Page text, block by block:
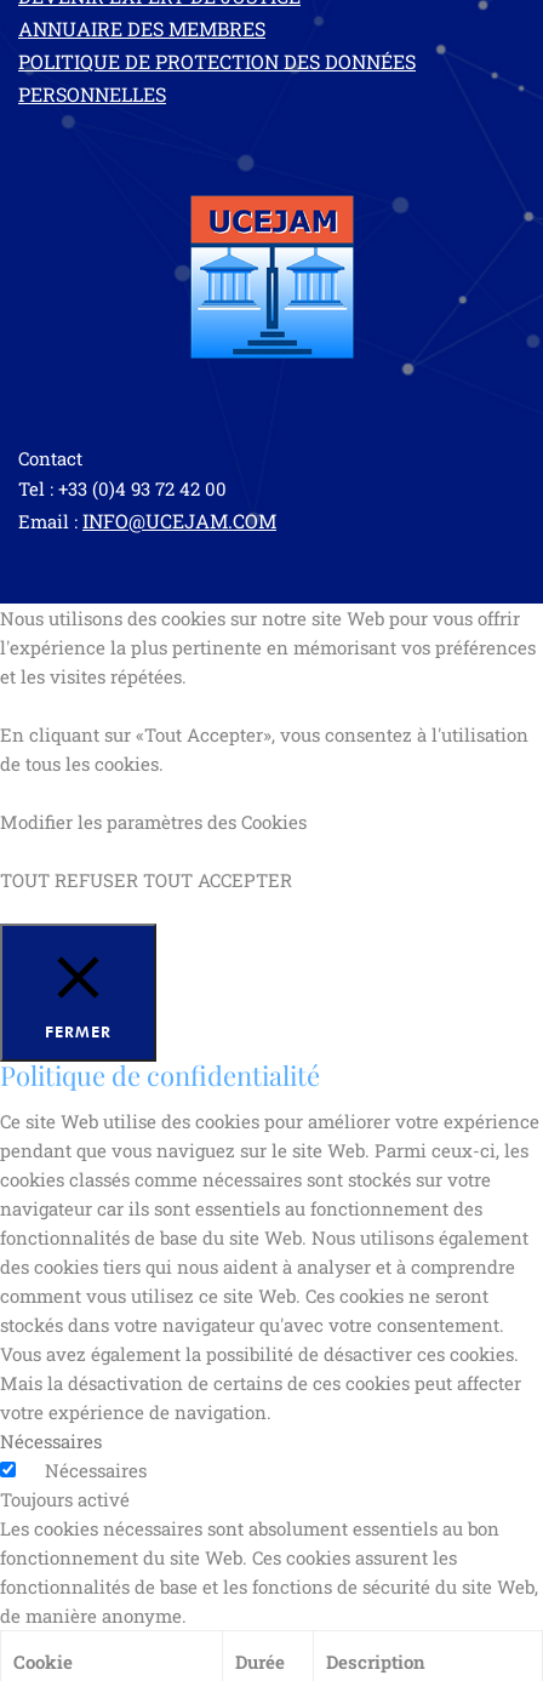
ANNUAIRE DES MEMBRES
POLITIQUE DE PROTECTION DES DONNÉES
PERSONNELLES
Contact
Tel : +33 (0)4 93 72 42 00
Email : INFO@UCEJAM.COM
Nous utilisons des cookies sur notre site Web pour vous offrir
l'expérience la plus pertinente en mémorisant vos préférences
et les visites répétées.
En cliquant sur «Tout Accepter», vous consentez à l'utilisation
de tous les cookies.
Modifier les paramètres des Cookies
TOUT REFUSER TOUT ACCEPTER
FERMER
Politique de confidentialité
Ce site Web utilise des cookies pour améliorer votre expérience
pendant que vous naviguez sur le site Web. Parmi ceux-ci, les
cookies classés comme nécessaires sont stockés sur votre
navigateur car ils sont essentiels au fonctionnement des
fonctionnalités de base du site Web. Nous utilisons également
des cookies tiers qui nous aident à analyser et à comprendre
comment vous utilisez ce site Web. Ces cookies ne seront
stockés dans votre navigateur qu'avec votre consentement.
Vous avez également la possibilité de désactiver ces cookies.
Mais la désactivation de certains de ces cookies peut affecter
votre expérience de navigation.
Nécessaires
Nécessaires
Toujours activé
Les cookies nécessaires sont absolument essentiels au bon
fonctionnement du site Web. Ces cookies assurent les
fonctionnalités de base et les fonctions de sécurité du site Web,
de manière anonyme.
Cookie
Durée Description